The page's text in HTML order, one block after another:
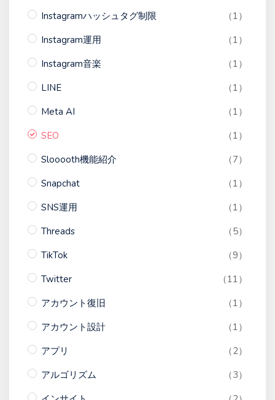
Instagramハッシュタグ制限
（1）
Instagram運用
（1）
Instagram音楽
（1）
LINE
（1）
Meta AI
（1）
SEO
（1）
Slooooth機能紹介
（7）
Snapchat
（1）
SNS運用
（1）
Threads
（5）
TikTok
（9）
Twitter
（11）
アカウント復旧
（1）
アカウント設計
（1）
アプリ
（2）
アルゴリズム
（3）